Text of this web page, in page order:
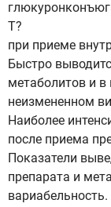
Т?
при приеме
Быстро
метаболитов и в
неизмененном
Наиболее
после приема
Показатели
препарата и
вариабельность.